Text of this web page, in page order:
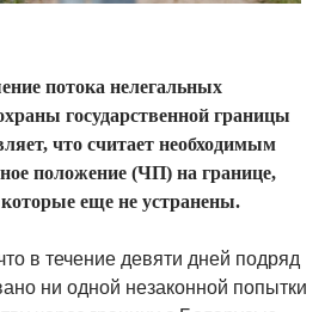
потока нелегальных
государственной границы
что считает необходимым
положение (ЧП) на границе,
еще не устранены.
в течение девяти дней подряд
ни одной незаконной попытки